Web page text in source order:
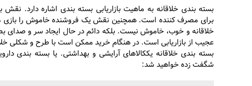
بسته بندی خلاقانه به ماهیت بازاریابی بسته بندی اشاره دارد.
برای مصرف کننده است. همچنین نقش یک فروشنده خاموش را بازی
خلاقانه و خوب، خاموش نیست. بلکه دائم در حال ایجاد سر و صدای
عجیب از بازاریابی است. در هنگام خرید ممکن است با طرح و شکلی
شگفت زده خواهید شد: